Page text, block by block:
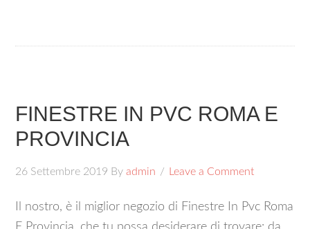
FINESTRE IN PVC ROMA E
PROVINCIA
26 Settembre 2019 Byadmin Leave a Comment
Il nostro, è il miglior negozio di Finestre In Pvc Roma